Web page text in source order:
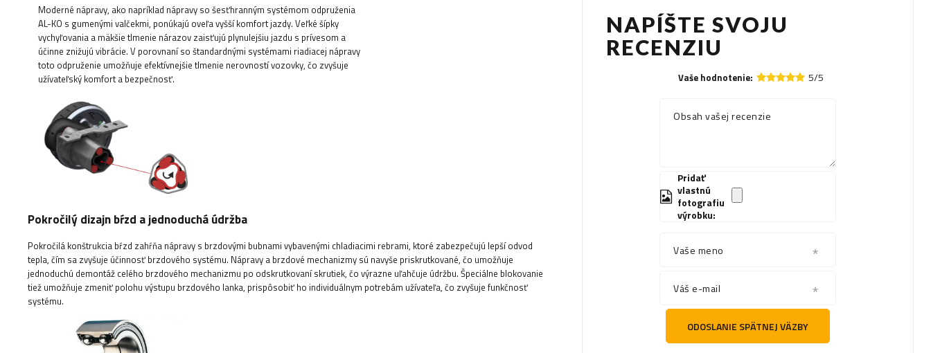
NAPÍŠTE SVOJU
RECENZIU
Vaše hodnotenie: 5/5
Obsah vašej recenzie
Pridať
vlastnú
fotografiu
výrobku:
Vaše meno
Váš e-mail
ODOSLANIE SPÄTNEJ VÄZBY
Moderné nápravy, ako napríklad nápravy so šesťhranným systémom odpruženia
AL-KO s gumenými valčekmi, ponúkajú oveľa vyšší komfort jazdy. Veľké šípky
vychyľovania a mäkšie tlmenie nárazov zaisťujú plynulejšiu jazdu s prívesom a
účinne znižujú vibrácie. V porovnaní so štandardnými systémami riadiacej nápravy
toto odpruženie umožňuje efektívnejšie tlmenie nerovností vozovky, čo zvyšuje
užívateľský komfort a bezpečnosť.
Pokročilý dizajn bŕzd a jednoduchá údržba
Pokročilá konštrukcia bŕzd zahŕňa nápravy s brzdovými bubnami vybavenými chladiacimi rebrami, ktoré zabezpečujú lepší odvod
tepla, čím sa zvyšuje účinnosť brzdového systému. Nápravy a brzdové mechanizmy sú navyše priskrutkované, čo umožňuje
jednoduchú demontáž celého brzdového mechanizmu po odskrutkovaní skrutiek, čo výrazne uľahčuje údržbu. Špeciálne blokovanie
tiež umožňuje zmeniť polohu výstupu brzdového lanka, prispôsobiť ho individuálnym potrebám užívateľa, čo zvyšuje funkčnosť
systému.